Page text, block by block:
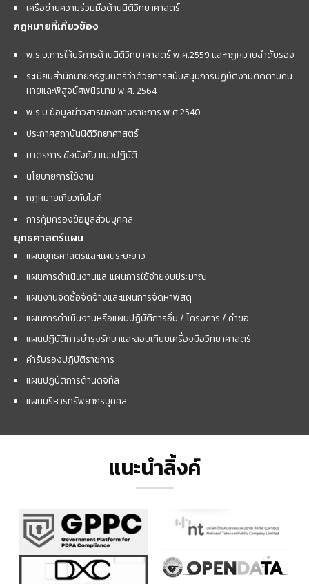
เครือข่ายความร่วมมือด้านนิติวิทยาศาสตร์
กฎหมายที่เกี่ยวข้อง
พ.ร.บ.การให้บริการด้านนิติวิทยาศาสตร์ พ.ศ.2559 และกฏหมายลำดับรอง
ระเบียบสำนักนายกรัฐมนตรีว่าด้วยการสนับสนุนการปฏิบัติงานติดตามคน
หายและพิสูจน์ศพนิรนาม พ.ศ. 2564
พ.ร.บ.ข้อมูลข่าวสารของทางราชการ พ.ศ.2540
ประกาศสถาบันนิติวิทยาศาสตร์
มาตรการ ข้อบังคับ แนวปฏิบัติ
นโยบายการใช้งาน
กฎหมายเกี่ยวกับไอที
การคุ้มครองข้อมูลส่วนบุคคล
ยุทธศาสตร์แผน
แผนยุทธศาสตร์และแผนระยะยาว
แผนการดำเนินงานและแผนการใช้จ่ายงบประมาณ
แผนงานจัดซื้อจัดจ้างและแผนการจัดหาพัสดุ
แผนการดำเนินงานหรือแผนปฏิบัติการอื่น / โครงการ / คำขอ
แผนปฏิบัติการบำรุงรักษาและสอบเทียบเครื่องมือวิทยาศาสตร์
คำรับรองปฏิบัติราชการ
แผนปฏิบัติการด้านดิจิทัล
แผนบริหารทรัพยากรบุคคล
แนะนำลิ้งค์